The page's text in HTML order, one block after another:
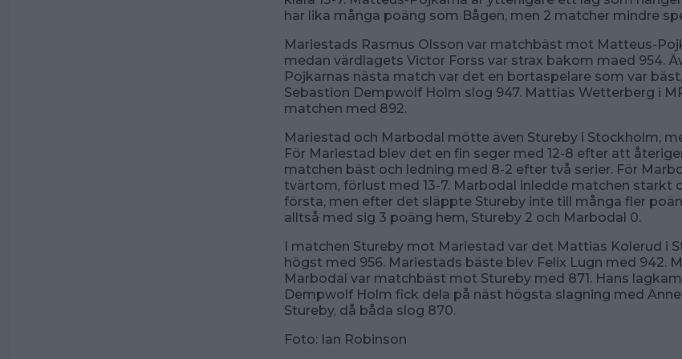
har lika många poäng som Bågen, men 2 matcher mindre
Mariestads Rasmus Olsson var matchbäst mot Matteus-
medan värdlagets Victor Forss var strax bakom maed 954.
Pojkarnas nästa match var det en bortaspelare som var
Sebastion Dempwolf Holm slog 947. Mattias Wetterberg i
matchen med 892.
Mariestad och Marbodal mötte även Stureby i Stockholm,
För Mariestad blev det en fin seger med 12-8 efter att
matchen bäst och ledning med 8-2 efter två serier. För
tvärtom, förlust med 13-7. Marbodal inledde matchen starkt
första, men efter det släppte Stureby inte till många fler
alltså med sig 3 poäng hem, Stureby 2 och Marbodal 0.
I matchen Stureby mot Mariestad var det Mattias Kolerud i
högst med 956. Mariestads bäste blev Felix Lugn med 942.
Marbodal var matchbäst mot Stureby med 871. Hans
Dempwolf Holm fick dela på näst högsta slagning med
Stureby, då båda slog 870.
Foto: Ian Robinson